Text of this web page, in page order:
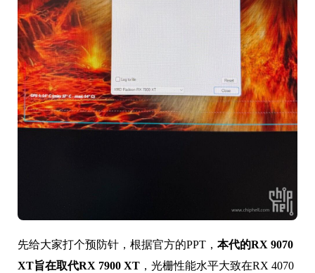
先给大家打个预防针，根据官方的PPT， 本代的RX 9070
XT旨在取代RX 7900 XT ，光栅性能水平大致在RX 4070